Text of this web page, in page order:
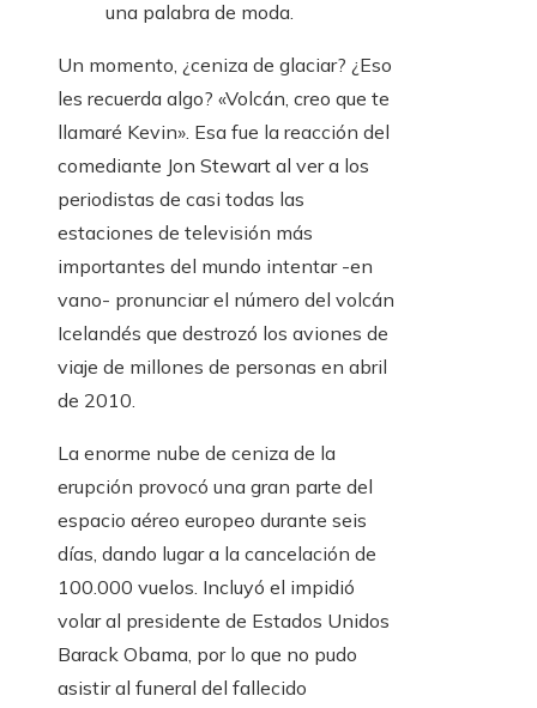
una palabra de moda.
Un momento, ¿ceniza de glaciar? ¿Eso
les recuerda algo? «Volcán, creo que te
llamaré Kevin». Esa fue la reacción del
comediante Jon Stewart al ver a los
periodistas de casi todas las
estaciones de televisión más
importantes del mundo intentar -en
vano- pronunciar el número del volcán
Icelandés que destrozó los aviones de
viaje de millones de personas en abril
de 2010.
La enorme nube de ceniza de la
erupción provocó una gran parte del
espacio aéreo europeo durante seis
días, dando lugar a la cancelación de
100.000 vuelos. Incluyó el impidió
volar al presidente de Estados Unidos
Barack Obama, por lo que no pudo
asistir al funeral del fallecido